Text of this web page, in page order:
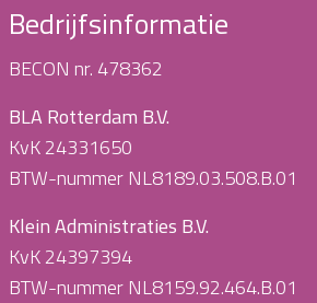
Bedrijfsinformatie
BECON nr. 478362
BLA Rotterdam B.V.
KvK 24331650
BTW-nummer NL8189.03.508.B.01
Klein Administraties B.V.
KvK 24397394
BTW-nummer NL8159.92.464.B.01